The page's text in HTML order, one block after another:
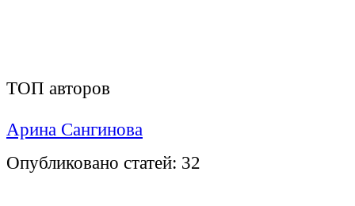
ТОП авторов
Арина Сангинова
Опубликовано статей: 32